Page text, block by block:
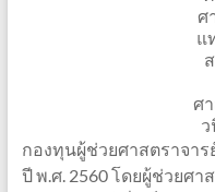
ศ
แ
ศ
กองทุนผู้ช่วยศาสตราจา
ปี พ.ศ. 2560 โดยผู้ช่วยศา